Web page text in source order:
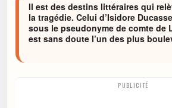
Il est des destins littéraires qui
la tragédie. Celui d’Isidore
sous le pseudonyme de comte de
est sans doute l’un des plus
PUBLICITÉ